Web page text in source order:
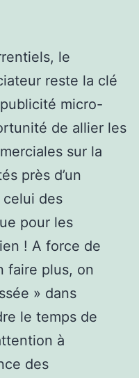
le
reste la clé
micro-
de allier les
sur la
près d’un
des
pour les
! A force de
faire plus, on
» dans
le temps de
à
des